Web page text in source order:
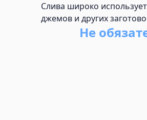
Слива широко
джемов и других
Не